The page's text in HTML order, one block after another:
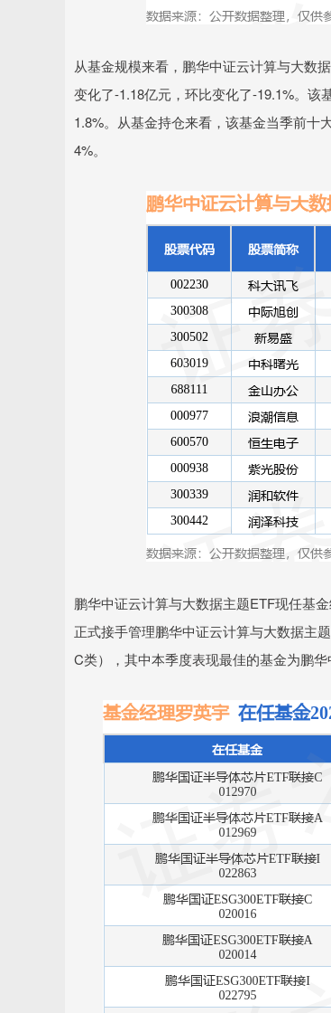
从基金规模来看，鹏华中证云计算与大数
变化了-1.18亿元，环比变化了-19.1%。该
1.8%。从基金持仓来看，该基金当季前十
4%。
鹏华中证云计算与大数据主题ETF现任基
正式接手管理鹏华中证云计算与大数据主
C类），其中本季度表现最佳的基金为鹏华